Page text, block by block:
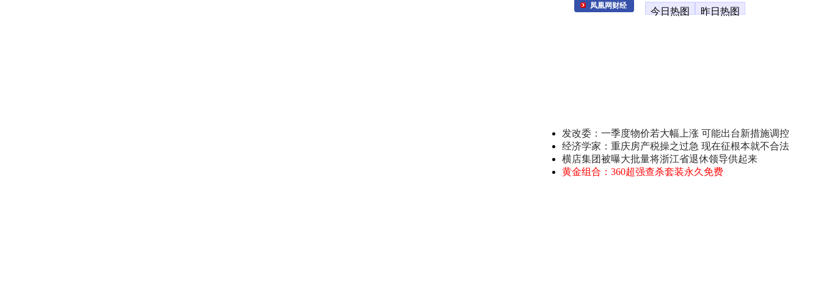
凤凰网财经
今日热图 昨日热图
发改委：一季度物价若大幅上涨 可能出台新措施调控
经济学家：重庆房产税操之过急 现在征根本就不合法
横店集团被曝大批量将浙江省退休领导供起来
黄金组合：360超强查杀套装永久免费